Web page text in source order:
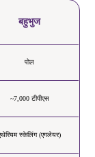
बहुभुज
पोल
~7,000 टीपीएस
स्केलिंग (एगलेयर)